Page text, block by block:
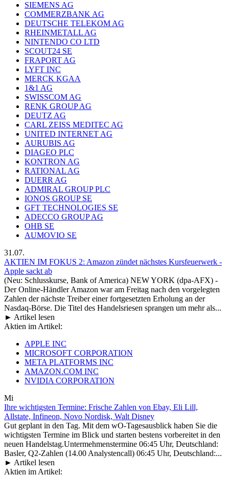
SIEMENS AG
COMMERZBANK AG
DEUTSCHE TELEKOM AG
RHEINMETALL AG
NINTENDO CO LTD
SCOUT24 SE
FRAPORT AG
LYFT INC
MERCK KGAA
1&1 AG
SWISSCOM AG
RENK GROUP AG
DEUTZ AG
CARL ZEISS MEDITEC AG
UNITED INTERNET AG
AURUBIS AG
DIAGEO PLC
KONTRON AG
RATIONAL AG
DUERR AG
ADMIRAL GROUP PLC
IONOS GROUP SE
GFT TECHNOLOGIES SE
ADECCO GROUP AG
OHB SE
AUMOVIO SE
31.07.
AKTIEN IM FOKUS 2: Amazon zündet nächstes Kursfeuerwerk -
Apple sackt ab
(Neu: Schlusskurse, Bank of America) NEW YORK (dpa-AFX) -
Der Online-Händler Amazon war am Freitag nach den vorgelegten
Zahlen der nächste Treiber einer fortgesetzten Erholung an der
Nasdaq-Börse. Die Titel des Handelsriesen sprangen um mehr als...
► Artikel lesen
Aktien im Artikel:
APPLE INC
MICROSOFT CORPORATION
META PLATFORMS INC
AMAZON.COM INC
NVIDIA CORPORATION
Mi
Ihre wichtigsten Termine: Frische Zahlen von Ebay, Eli Lill,
Allstate, Infineon, Novo Nordisk, Walt Disney
Gut geplant in den Tag. Mit dem wO-Tagesausblick haben Sie die
wichtigsten Termine im Blick und starten bestens vorbereitet in den
neuen Handelstag.Untermehmenstermine 06:45 Uhr, Deutschland:
Basler, Q2-Zahlen (14.00 Analystencall) 06:45 Uhr, Deutschland:...
► Artikel lesen
Aktien im Artikel: